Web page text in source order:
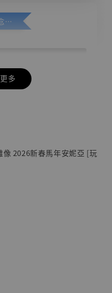
加購優惠【悟空 鳥山明紀念款 [奇蹟工作室]】
列蒐藏雕像 悟空 鳥山
多
像 2026新春馬年安妮亞 [玩